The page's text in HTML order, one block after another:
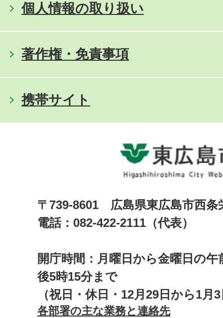
個人情報の取り扱い
著作権・免責事項
携帯サイト
〒739-8601 広島県東広島市西
電話：082-422-2111（代表）
開庁時間：月曜日から金曜日の午
後5時15分まで
（祝日・休日・12月29日から1月
各部署の主な業務と連絡先